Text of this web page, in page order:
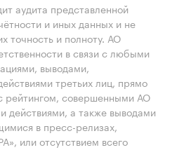
аудита представленной
и иных данных и не
точность и полноту. АО
в связи с любыми
выводами,
третьих лиц, прямо
рейтингом, совершенными АО
действиями, а также выводами
в пресс-релизах,
или отсутствием всего